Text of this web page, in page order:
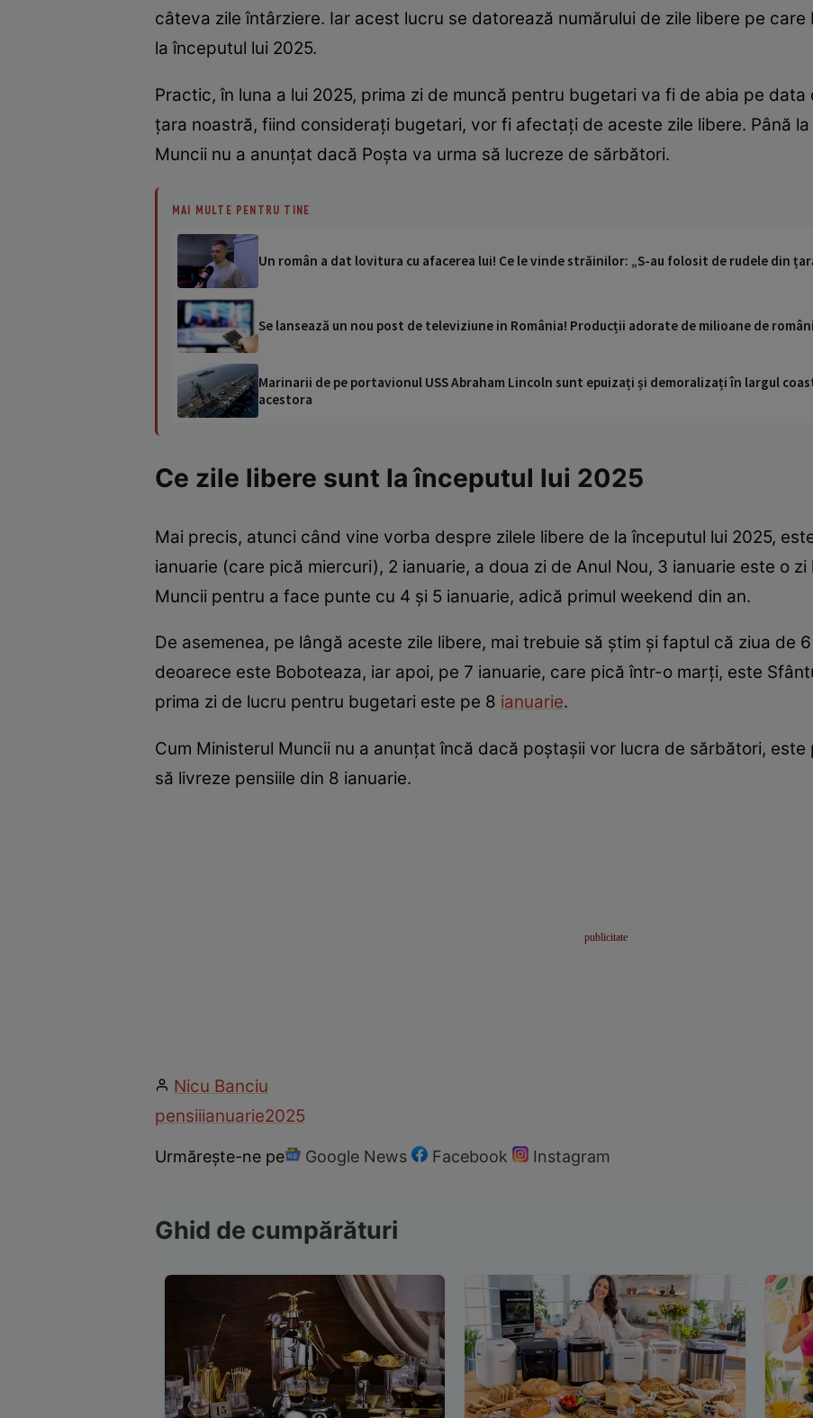
câteva zile întârziere. Iar acest lucru se datorează numărului de zile libere pe
la începutul lui 2025.
Practic, în luna a lui 2025, prima zi de muncă pentru bugetari va fi de abia pe
țara noastră, fiind considerați bugetari, vor fi afectați de aceste zile libere. Până
Muncii nu a anunțat dacă Poșta va urma să lucreze de sărbători.
MAI MULTE PENTRU TINE
Un român a dat lovitura cu afacerea lui! Ce le vinde străinilor: „S-au folosit de rudele din
Se lansează un nou post de televiziune in România! Producții adorate de milioane de
Marinarii de pe portavionul USS Abraham Lincoln sunt epuizați și demoralizați în largul
acestora
Ce zile libere sunt la începutul lui 2025
Mai precis, atunci când vine vorba despre zilele libere de la începutul lui 2025,
ianuarie (care pică miercuri), 2 ianuarie, a doua zi de Anul Nou, 3 ianuarie este o
Muncii pentru a face punte cu 4 și 5 ianuarie, adică primul weekend din an.
De asemenea, pe lângă aceste zile libere, mai trebuie să știm și faptul că ziua de
deoarece este Boboteaza, iar apoi, pe 7 ianuarie, care pică într-o marți, este
prima zi de lucru pentru bugetari este pe 8 ianuarie.
Cum Ministerul Muncii nu a anunțat încă dacă poștașii vor lucra de sărbători,
să livreze pensiile din 8 ianuarie.
Nicu Banciu
pensiiianuarie2025
Urmărește-ne pe Google News Facebook Instagram
Ghid de cumpărături